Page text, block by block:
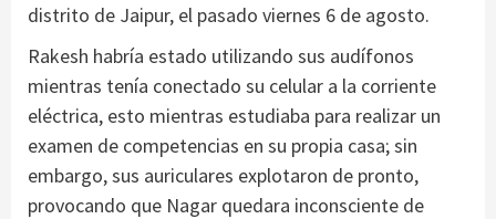
distrito de Jaipur, el pasado viernes 6 de agosto.
Rakesh habría estado utilizando sus audífonos
mientras tenía conectado su celular a la corriente
eléctrica, esto mientras estudiaba para realizar un
examen de competencias en su propia casa; sin
embargo, sus auriculares explotaron de pronto,
provocando que Nagar quedara inconsciente de